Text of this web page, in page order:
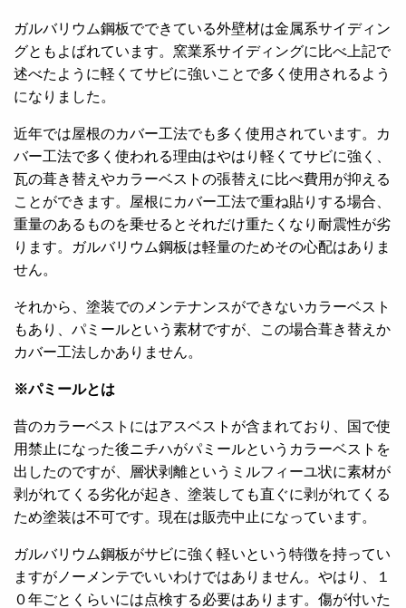
ガルバリウム鋼板でできている外壁材は金属系サイディン
グともよばれています。窯業系サイディングに比べ上記で
述べたように軽くてサビに強いことで多く使用されるよう
になりました。
近年では屋根のカバー工法でも多く使用されています。カ
バー工法で多く使われる理由はやはり軽くてサビに強く、
瓦の葺き替えやカラーベストの張替えに比べ費用が抑える
ことができます。屋根にカバー工法で重ね貼りする場合、
重量のあるものを乗せるとそれだけ重たくなり耐震性が劣
ります。ガルバリウム鋼板は軽量のためその心配はありま
せん。
それから、塗装でのメンテナンスができないカラーベスト
もあり、パミールという素材ですが、この場合葺き替えか
カバー工法しかありません。
※パミールとは
昔のカラーベストにはアスベストが含まれており、国で使
用禁止になった後ニチハがパミールというカラーベストを
出したのですが、層状剥離というミルフィーユ状に素材が
剥がれてくる劣化が起き、塗装しても直ぐに剥がれてくる
ため塗装は不可です。現在は販売中止になっています。
ガルバリウム鋼板がサビに強く軽いという特徴を持ってい
ますがノーメンテでいいわけではありません。やはり、１
０年ごとくらいには点検する必要はあります。傷が付いた